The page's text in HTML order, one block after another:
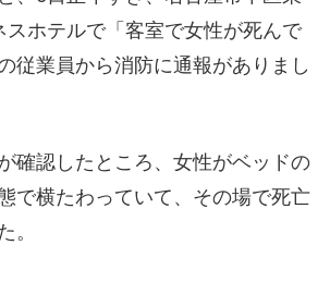
スホテルで「客室で女性が死んで
従業員から消防に通報がありまし
確認したところ、女性がベッドの
で横たわっていて、その場で死亡
。